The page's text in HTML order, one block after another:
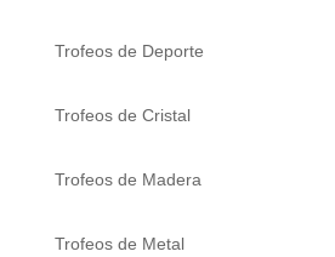
Trofeos de Deporte
Trofeos de Cristal
Trofeos de Madera
Trofeos de Metal